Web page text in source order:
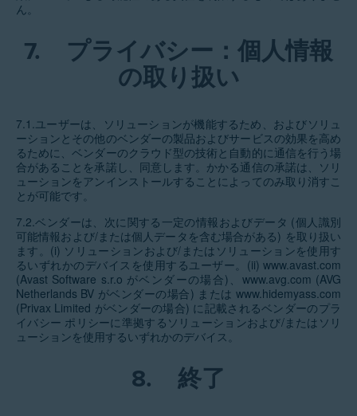
ん。
7.
プライバシー：個人情報
の取り扱い
7.1.ユーザーは、ソリューションが機能するため、およびソリュ
ーションとその他のベンダーの製品およびサービスの効果を高め
るために、ベンダーのクラウド型の技術と自動的に通信を行う場
合があることを承諾し、同意します。かかる通信の承諾は、ソリ
ューションをアンインストールすることによってのみ取り消すこ
とが可能です。
7.2.ベンダーは、次に関する一定の情報およびデータ (個人識別
可能情報および/または個人データを含む場合がある) を取り扱い
ます。(i) ソリューションおよび/またはソリューションを使用す
るいずれかのデバイスを使用するユーザー。(ii) www.avast.com
(Avast Software s.r.o がベンダーの場合)、www.avg.com (AVG
Netherlands BV がベンダーの場合) または www.hidemyass.com
(Privax Limited がベンダーの場合) に記載されるベンダーのプラ
イバシー ポリシーに準拠するソリューションおよび/またはソリ
ューションを使用するいずれかのデバイス。
8. 終了